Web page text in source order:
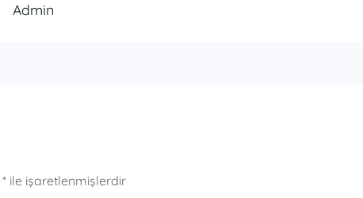
Admin
* ile işaretlenmişlerdir